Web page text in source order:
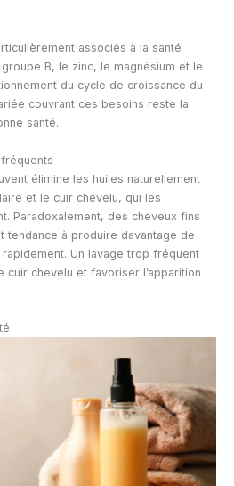
associés à la santé
B, le zinc, le magnésium et le
du cycle de croissance du
couvrant ces besoins reste la
santé.
élimine les huiles naturellement
et le cuir chevelu, qui les
Paradoxalement, des cheveux fins
tendance à produire davantage de
Un lavage trop fréquent
cuir chevelu et favoriser l’apparition